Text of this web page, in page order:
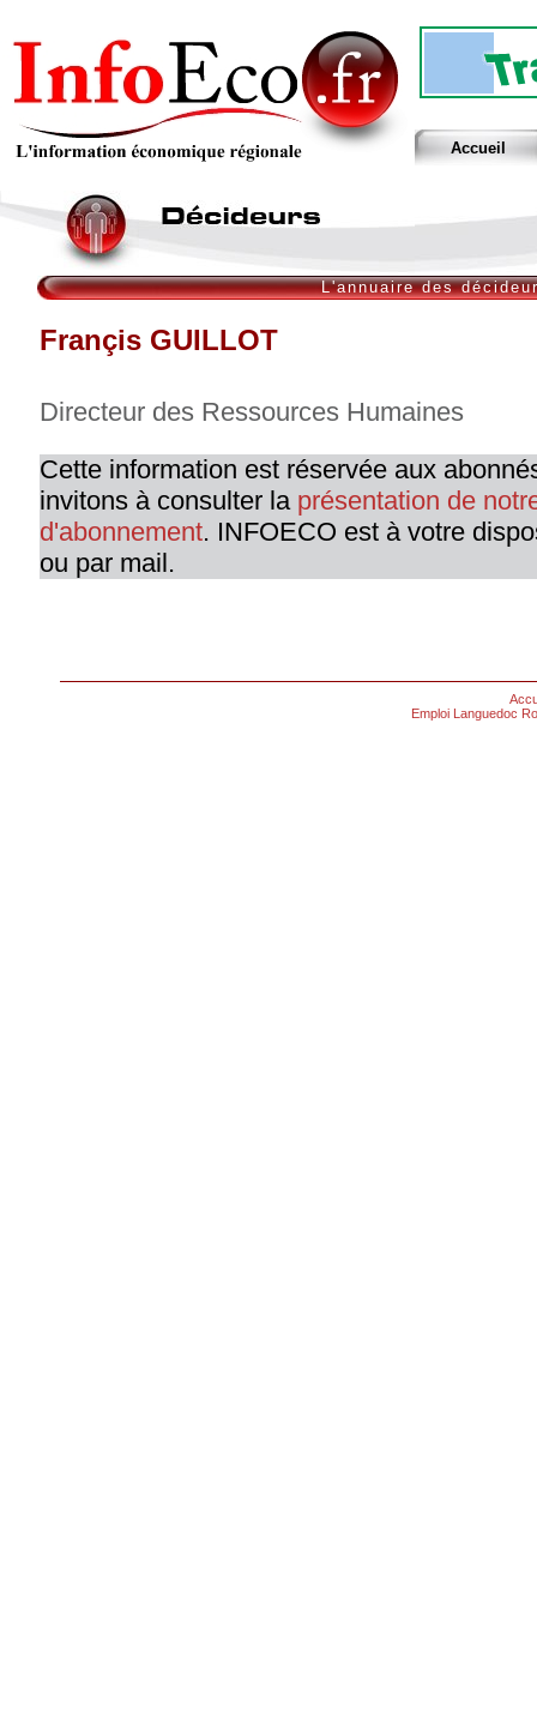
Accueil
L'annuaire des
Françis GUILLOT
Directeur des Ressources Humaines
Cette information est réservée aux
invitons à consulter la présentation de
d'abonnement. INFOECO est à votre
ou par mail.
Emploi Languedoc